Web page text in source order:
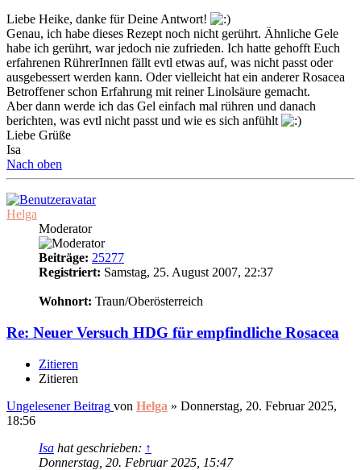
Liebe Heike, danke für Deine Antwort!
Genau, ich habe dieses Rezept noch nicht gerührt. Ähnliche Gele
habe ich gerührt, war jedoch nie zufrieden. Ich hatte gehofft Euch
erfahrenen RührerInnen fällt evtl etwas auf, was nicht passt oder
ausgebessert werden kann. Oder vielleicht hat ein anderer Rosacea
Betroffener schon Erfahrung mit reiner Linolsäure gemacht.
Aber dann werde ich das Gel einfach mal rühren und danach
berichten, was evtl nicht passt und wie es sich anfühlt
Liebe Grüße
Isa
Nach oben
Helga
Moderator
Beiträge: 25277
Registriert: Samstag, 25. August 2007, 22:37
Wohnort: Traun/Oberösterreich
Re: Neuer Versuch HDG für empfindliche Rosacea
Zitieren
Zitieren
Ungelesener Beitrag von Helga » Donnerstag, 20. Februar 2025,
18:56
Isa hat geschrieben: ↑
Donnerstag, 20. Februar 2025, 15:47